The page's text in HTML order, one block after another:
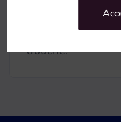
gardons une
quotidien plus
douche.